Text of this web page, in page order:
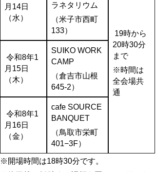
月14日
（水）
ラネタリウム
（米子市西町
133）
19時から
20時30分
まで
※時間は
全会場共
通
令和8年1
月15日
（木）
SUIKO WORK
CAMP
（倉吉市山根
645-2）
令和8年1
月16日
（金）
cafe SOURCE
BANQUET
（鳥取市栄町
401−3F）
※開場時間は18時30分です。